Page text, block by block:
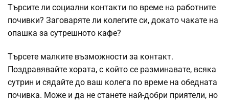
Търсите ли социални контакти по време на работните
почивки? Заговаряте ли колегите си, докато чакате на
опашка за сутрешното кафе?
Търсете малките възможности за контакт.
Поздравявайте хората, с който се разминавате, всяка
сутрин и сядайте до ваш колега по време на обедната
почивка. Може и да не станете най-добри приятели, но